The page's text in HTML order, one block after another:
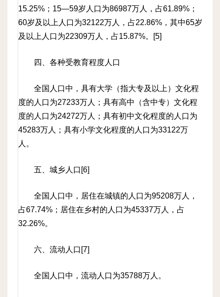
15.25%；15—59岁人口为86987万人，占61.89%；
60岁及以上人口为32122万人，占22.86%，其中65岁
及以上人口为22309万人，占15.87%。[5]
四、各种受教育程度人口
全国人口中，具有大学（指大专及以上）文化程
度的人口为27233万人；具有高中（含中专）文化程
度的人口为24272万人；具有初中文化程度的人口为
45283万人；具有小学文化程度的人口为33122万
人。
五、城乡人口[6]
全国人口中，居住在城镇的人口为95208万人，
占67.74%；居住在乡村的人口为45337万人，占
32.26%。
六、流动人口[7]
全国人口中，流动人口为35788万人。